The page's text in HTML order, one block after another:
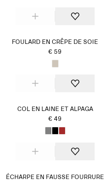
FOULARD EN CRÊPE DE SOIE
€ 59
COL EN LAINE ET ALPAGA
€ 49
ÉCHARPE EN FAUSSE FOURRURE